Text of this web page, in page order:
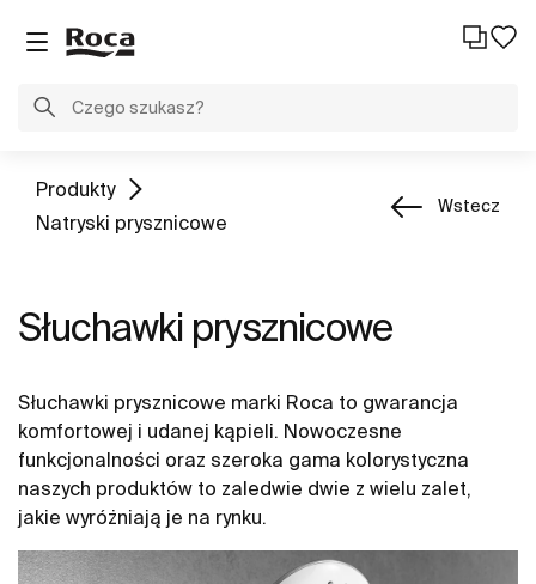
Produkty
Natryski prysznicowe
Wstecz
Słuchawki prysznicowe
Słuchawki prysznicowe marki Roca to gwarancja
komfortowej i udanej kąpieli. Nowoczesne
funkcjonalności oraz szeroka gama kolorystyczna
naszych produktów to zaledwie dwie z wielu zalet,
jakie wyróżniają je na rynku.